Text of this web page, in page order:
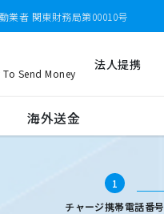
業者 関東財務局第00010号
To Send Money
法人提携
海外送金
帯電話番号入力
1
チャージ携帯電話番号